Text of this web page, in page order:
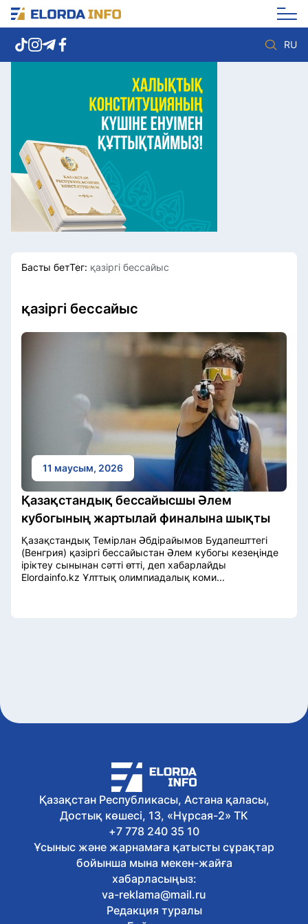
RU
Елорда жаңалықтары
Көзқарас
Саясат
Видео
Әлеумет
Экономика
Спорт
Мәдениет
Басты бетТег: қазіргі бессайыс
қазіргі бессайыс
11 маусым, 2026
Қазақстандық бессайысшы Әлем
кубогының жартылай финалына шықты
Қазақстандық Темірлан Әбдірайымов Будапешттегі
(Венгрия) қазіргі бессайыстан Әлем кубогы кезеңінде
іріктеу сынынан сәтті өтті, деп хабарлайды
Elordainfo.kz Ұлттық олимпиадалық коми...
Қазақстан Республикасы, Астана қаласы,
Достық көшесі, 13, «Нұрсая-2» ТК
+7 778 240 35 10
Ұсыныс және жарнамаға қатысты сұрақтар
бойынша мына мекен-жайға
хабарласыңыз:
va-reklama@mail.ru
Редакция туралы